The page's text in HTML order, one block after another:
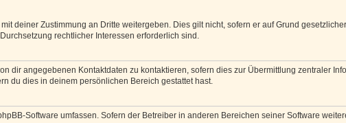
deiner Zustimmung an Dritte weitergeben. Dies gilt nicht, sofern er auf Grund
rechtlicher Interessen erforderlich sind.
dir angegebenen Kontaktdaten zu kontaktieren, sofern dies zur Übermittlung zentraler
du dies in deinem persönlichen Bereich gestattet hast.
Software umfassen. Sofern der Betreiber in anderen Bereichen seiner Software